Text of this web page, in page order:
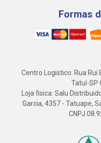
Formas
Centro Logistico: Rua Rui
Tatuí-SP
Loja fisica: Salu
Garcia, 4357 - Tatuape,
CNPJ